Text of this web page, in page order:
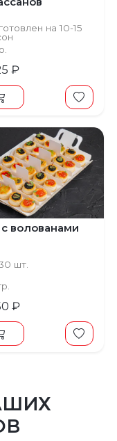
на 10-15
₽
волованами
шт.
₽